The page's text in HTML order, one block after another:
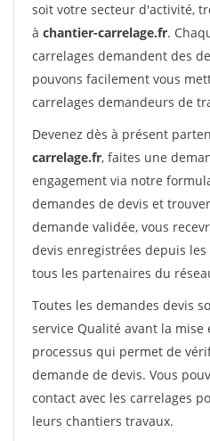
soit votre secteur d'activité,
à chantier-carrelage.fr.
carrelages demandent des
pouvons facilement vous
carrelages demandeurs de
Devenez dès à présent
carrelage.fr, faites une
engagement via notre
demandes de devis et
demande validée, vous
devis enregistrées depuis
tous les partenaires du
Toutes les demandes devis
service Qualité avant la mise
processus qui permet de
demande de devis. Vous
contact avec les carrelages
leurs chantiers travaux.